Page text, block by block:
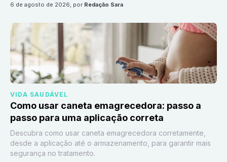
6 de agosto de 2026, por Redação Sara
VIDA SAUDÁVEL
Como usar caneta emagrecedora: passo a
passo para uma aplicação correta
Descubra como usar caneta emagrecedora corretamente,
desde a aplicação até o armazenamento, para garantir mais
segurança no tratamento.